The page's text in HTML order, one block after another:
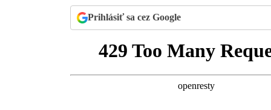
Prihlásiť sa cez Google